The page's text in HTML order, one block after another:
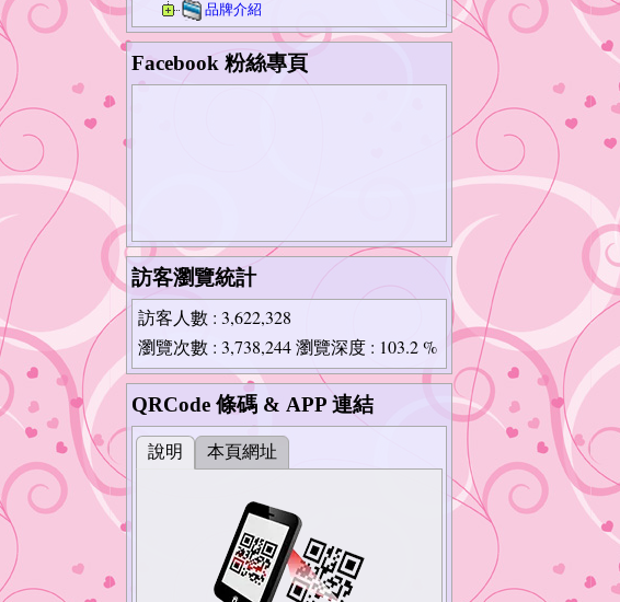
品牌介紹
Facebook 粉絲專頁
訪客瀏覽統計
訪客人數 : 3,622,328
瀏覽次數 : 3,738,244 瀏覽深度: 103.2 %
QRCode 條碼 & APP 連結
說明 本頁網址